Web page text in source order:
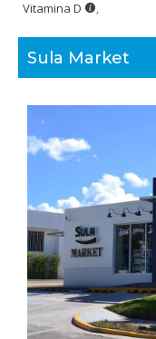
Vitamina D
,
Sula Market